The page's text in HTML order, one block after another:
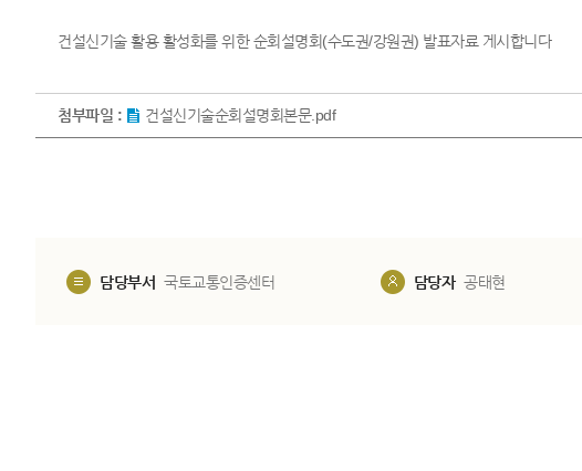
건설신기술 활용 활성화를 위한 순회설명회(수도권/강원권) 발표자료 게시합니다
첨부파일 : 건설신기술순회설명회본문.pdf
담당부서 국토교통인증센터 담당자 공태현